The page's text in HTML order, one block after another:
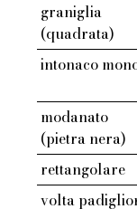
graniglia
(quadrata)
intonaco
modanato
(pietra nera)
rettangolare
volta